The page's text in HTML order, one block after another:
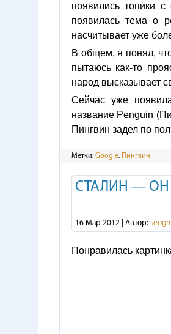
появились топики
появилась тема о
насчитывает уже
В общем, я понял,
пытаюсь как-то
народ высказывает
Сейчас уже
название Penguin
Пингвин задел по
Метки: Google, Пингвин
СТАЛИН — ОН
16 Мар 2012 | Автор:
Понравилась